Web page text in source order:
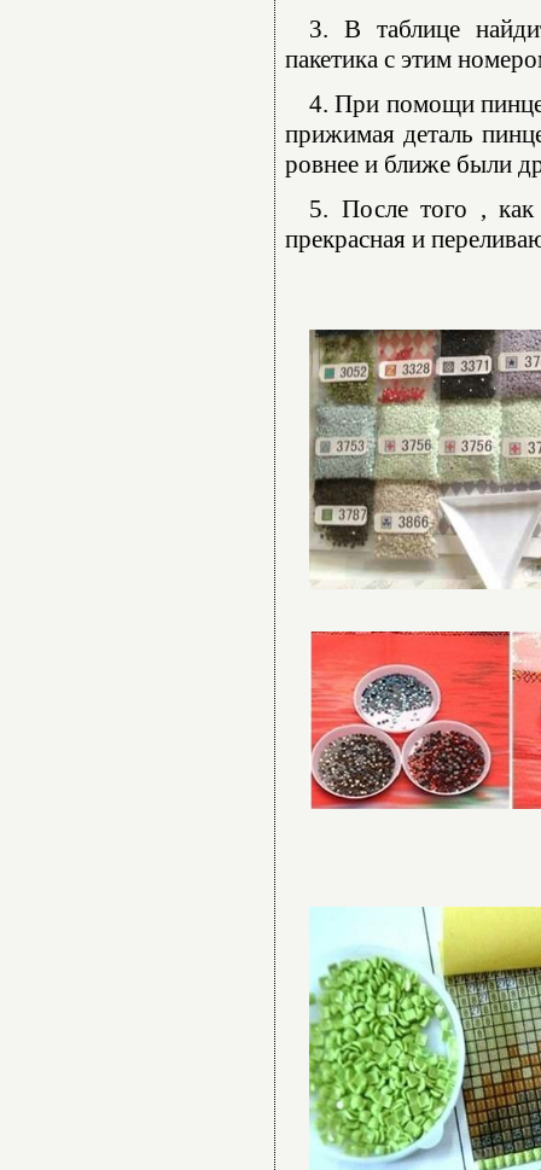
3. В таблице
пакетика с этим
4. При помощи
прижимая деталь
ровнее и ближе были
5. После того , как
прекрасная и